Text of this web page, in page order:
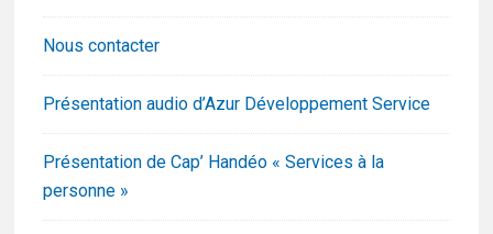
Nous contacter
Présentation audio d’Azur Développement Service
Présentation de Cap’ Handéo « Services à la
personne »